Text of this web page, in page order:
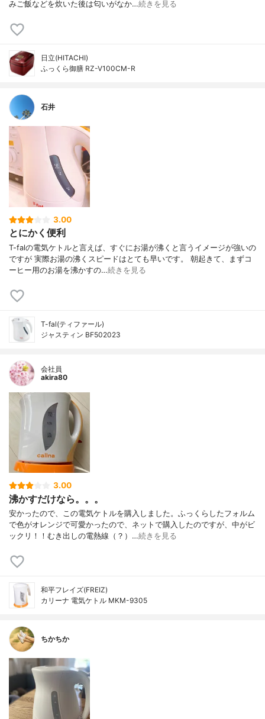
みご飯などを炊いた後は匂いがなか…続きを見る
日立(HITACHI)
ふっくら御膳 RZ-V100CM-R
石井
3.00
とにかく便利
T-falの電気ケトルと言えば、すぐにお湯が沸くと言うイメージが強いの
ですが 実際お湯の沸くスピードはとても早いです。 朝起きて、まずコ
ーヒー用のお湯を沸かすの…続きを見る
T-fal(ティファール)
ジャスティン BF502023
会社員
akira80
3.00
沸かすだけなら。。。
安かったので、この電気ケトルを購入しました。ふっくらしたフォルム
で色がオレンジで可愛かったので、ネットで購入したのですが、中がビ
ックリ！！むき出しの電熱線（？）…続きを見る
和平フレイズ(FREIZ)
カリーナ 電気ケトル MKM-9305
ちかちか